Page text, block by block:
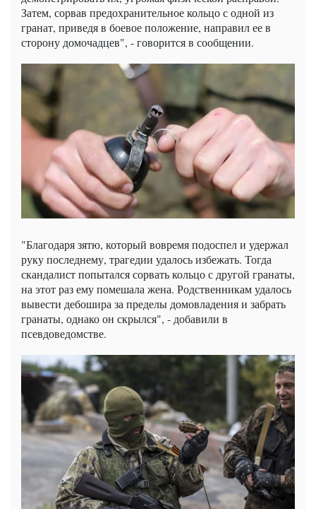
Затем, сорвав предохранительное кольцо с одной из
гранат, приведя в боевое положение, направил ее в
сторону домочадцев", - говорится в сообщении.
"Благодаря зятю, который вовремя подоспел и удержал
руку последнему, трагедии удалось избежать. Тогда
скандалист попытался сорвать кольцо с другой гранаты,
на этот раз ему помешала жена. Родственникам удалось
вывести дебошира за пределы домовладения и забрать
гранаты, однако он скрылся", - добавили в
псевдоведомстве.